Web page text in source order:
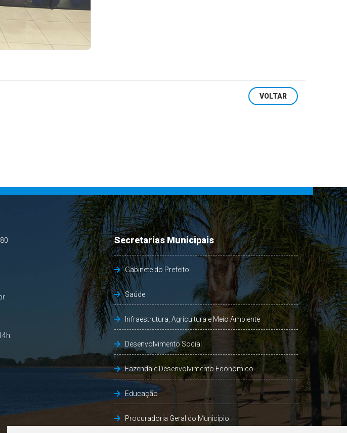
VOLTAR
Secretarias Municipais
Gabinete do Prefeito
Saúde
Infraestrutura, Agricultura e Meio Ambiente
Desenvolvimento Social
Fazenda e Desenvolvimento Econômico
Educação
Procuradoria Geral do Município